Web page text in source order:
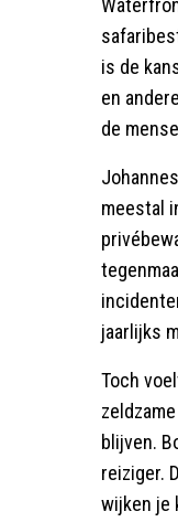
is de
en
de
meestal
jaarlijks
Toch
blijven.
reiziger.
wijken je